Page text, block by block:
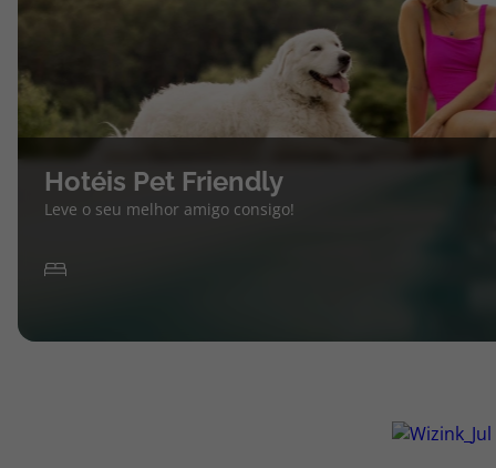
Hotéis Pet Friendly
Leve o seu melhor amigo consigo!